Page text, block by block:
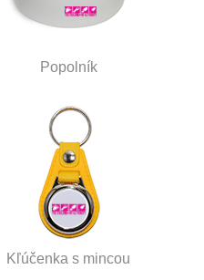
Popolník
Kľúčenka s mincou